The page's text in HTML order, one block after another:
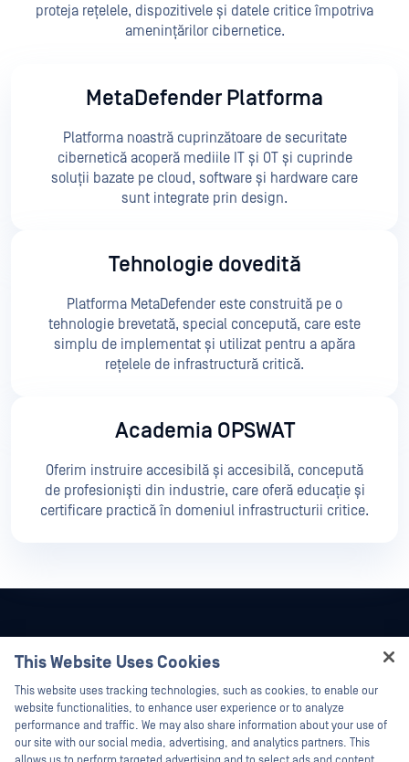
proteja rețelele, dispozitivele și datele critice împotriva
amenințărilor cibernetice.
MetaDefender Platforma
Platforma noastră cuprinzătoare de securitate
cibernetică acoperă mediile IT și OT și cuprinde
soluții bazate pe cloud, software și hardware care
sunt integrate prin design.
Tehnologie dovedită
Platforma MetaDefender este construită pe o
tehnologie brevetată, special concepută, care este
simplu de implementat și utilizat pentru a apăra
rețelele de infrastructură critică.
Academia OPSWAT
Oferim instruire accesibilă și accesibilă, concepută
de profesioniști din industrie, care oferă educație și
certificare practică în domeniul infrastructurii critice.
This Website Uses Cookies
This website uses tracking technologies, such as cookies, to enable our
website functionalities, to enhance user experience or to analyze
performance and traffic. We may also share information about your use of
our site with our social media, advertising, and analytics partners. This
Hey there!
I'm Ozzy, your OPSWAT virtual assistant.
How can I help you secure what's critical
today?